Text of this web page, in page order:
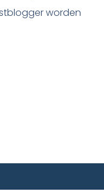
worden